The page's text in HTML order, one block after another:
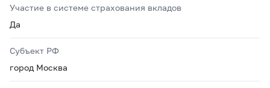
Участие в системе страхования вкладов
Да
Субъект РФ
город Москва